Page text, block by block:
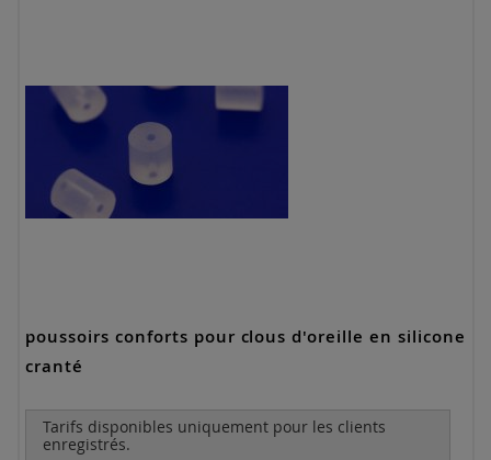
poussoirs conforts pour clous d'oreille en silicone
cranté
Tarifs disponibles uniquement pour les clients
enregistrés.